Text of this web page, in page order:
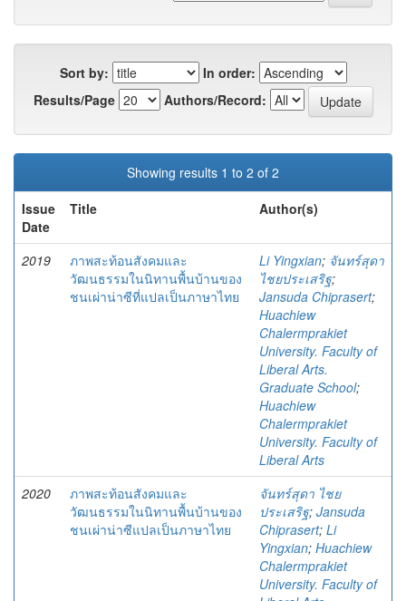
Sort by:
In order:
Results/Page
Authors/Record:
Showing results 1 to 2 of 2
Issue
Date
Title Author(s)
2019
ภาพสะท้อนสังคมและ
วัฒนธรรมในนิทานพื้นบ้านของ
ชนเผ่าน่าซีที่แปลเป็นภาษาไทย
Li Yingxian; จันทร์สุดา
ไชยประเสริฐ;
Jansuda Chiprasert;
Huachiew
Chalermprakiet
University. Faculty of
Liberal Arts.
Graduate School;
Huachiew
Chalermprakiet
University. Faculty of
Liberal Arts
2020
ภาพสะท้อนสังคมและ
วัฒนธรรมในนิทานพื้นบ้านของ
ชนเผ่าน่าซีแปลเป็นภาษาไทย
จันทร์สุดา ไชย
ประเสริฐ; Jansuda
Chiprasert; Li
Yingxian; Huachiew
Chalermprakiet
University. Faculty of